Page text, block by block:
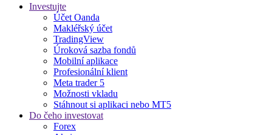
Investujte
Účet Oanda
Makléřský účet
TradingView
Úroková sazba fondů
Mobilní aplikace
Profesionální klient
Meta trader 5
Možnosti vkladu
Stáhnout si aplikaci nebo MT5
Do čeho investovat
Forex